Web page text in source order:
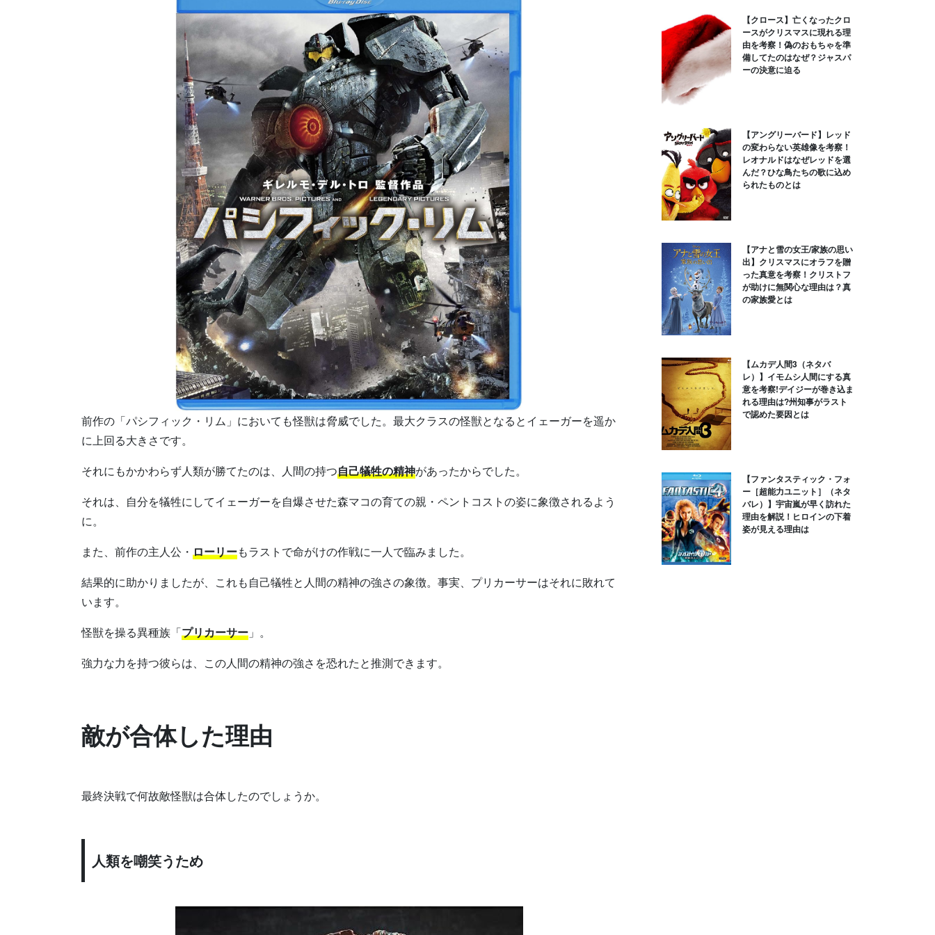
前作の「パシフィック・リム」においても怪獣は脅威でした。最大クラスの怪獣となるとイェーガーを遥か
に上回る大きさです。
それにもかかわらず人類が勝てたのは、人間の持つ自己犠牲の精神があったからでした。
それは、自分を犠牲にしてイェーガーを自爆させた森マコの育ての親・ペントコストの姿に象徴されるよう
に。
また、前作の主人公・ ローリーもラストで命がけの作戦に一人で臨みました。
結果的に助かりましたが、これも自己犠牲と人間の精神の強さの象徴。事実、プリカーサーはそれに敗れて
います。
怪獣を操る異種族「プリカーサー 」。
強力な力を持つ彼らは、この人間の精神の強さを恐れたと推測できます。
敵が合体した理由
最終決戦で何故敵怪獣は合体したのでしょうか。
人類を嘲笑うため
【クロース】亡くなったクロ
ースがクリスマスに現れる理
由を考察！偽のおもちゃを準
備してたのはなぜ？ジャスパ
ーの決意に迫る
【アングリーバード】レッド
の変わらない英雄像を考察！
レオナルドはなぜレッドを選
んだ？ひな鳥たちの歌に込め
られたものとは
【アナと雪の女王/家族の思い
出】クリスマスにオラフを贈
った真意を考察！クリストフ
が助けに無関心な理由は？真
の家族愛とは
【ムカデ人間3（ネタバ
レ）】イモムシ人間にする真
意を考察!デイジーが巻き込ま
れる理由は?州知事がラスト
で認めた要因とは
【ファンタスティック・フォ
ー［超能力ユニット］（ネタ
バレ）】宇宙嵐が早く訪れた
理由を解説！ヒロインの下着
姿が見える理由は